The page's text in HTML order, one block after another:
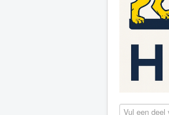
Vul een deel